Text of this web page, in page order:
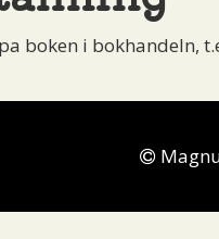
boken i bokhandeln,